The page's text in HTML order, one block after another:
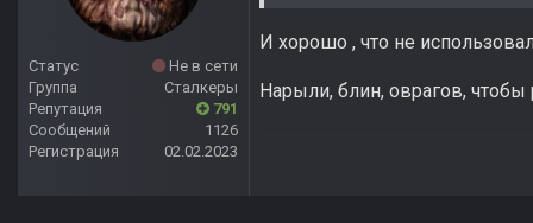
Статус
Не в сети
Группа
Сталкеры
Репутация
791
Сообщений
1126
Регистрация
02.02.2023
И хорошо , что не
Нарыли, блин, оврагов,